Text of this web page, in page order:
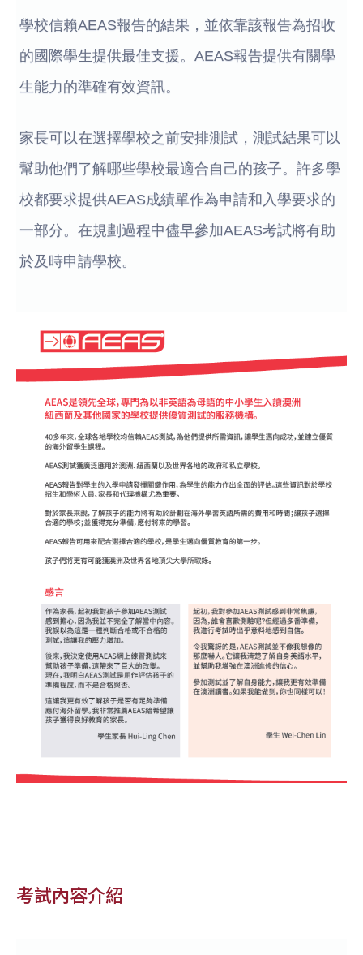
學校信賴AEAS報告的結果，並依靠該報告為招收
的國際學生提供最佳支援。AEAS報告提供有關學
生能力的準確有效資訊。
家長可以在選擇學校之前安排測試，測試結果可以
幫助他們了解哪些學校最適合自己的孩子。許多學
校都要求提供AEAS成績單作為申請和入學要求的
一部分。在規劃過程中儘早參加AEAS考試將有助
於及時申請學校。
考試內容介紹